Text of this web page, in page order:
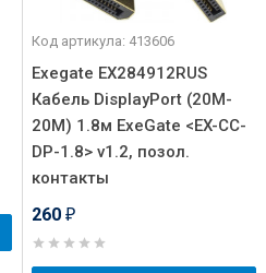
Код артикула: 413606
Exegate EX284912RUS
Кабель DisplayPort (20M-
20M) 1.8м ExeGate <EX-CC-
DP-1.8> v1.2, позол.
контакты
260 ₽